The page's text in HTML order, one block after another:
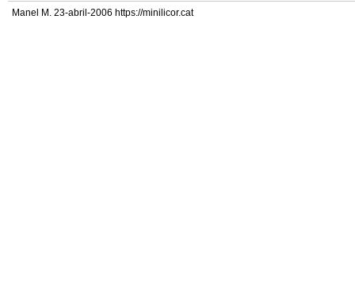
Manel M. 23-abril-2006 https://minilicor.cat